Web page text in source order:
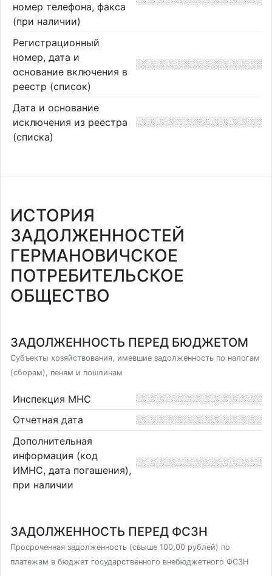
номер телефона, факса
(при наличии)
Регистрационный
номер, дата и
основание включения в
реестр (список)
Дата и основание
исключения из реестра
(списка)
ИСТОРИЯ
ЗАДОЛЖЕННОСТЕЙ
ГЕРМАНОВИЧСКОЕ
ПОТРЕБИТЕЛЬСКОЕ
ОБЩЕСТВО
ЗАДОЛЖЕННОСТЬ ПЕРЕД БЮДЖЕТОМ
Субъекты хозяйствования, имевшие задолженность по налогам
(сборам), пеням и пошлинам
Инспекция МНС
Отчетная дата
Дополнительная
информация (код
ИМНС, дата погашения),
при наличии
ЗАДОЛЖЕННОСТЬ ПЕРЕД ФСЗН
Просроченная задолженность (свыше 100,00 рублей) по
платежам в бюджет государственного внебюджетного ФСЗН